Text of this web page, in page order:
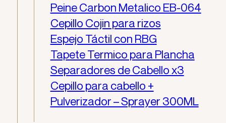
Peine Carbon Metalico EB-064
Cepillo Cojin para rizos
Espejo Táctil con RBG
Tapete Termico para Plancha
Separadores de Cabello x3
Cepillo para cabello +
Pulverizador – Sprayer 300ML